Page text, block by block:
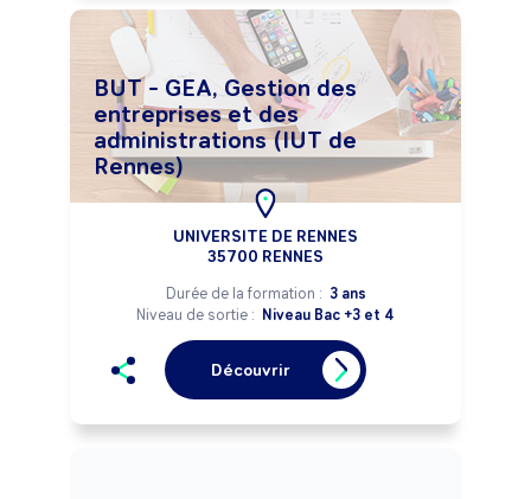
BUT - GEA, Gestion des
entreprises et des
administrations (IUT de
Rennes)
UNIVERSITE DE RENNES
35700 RENNES
Durée de la formation : 3 ans
Niveau de sortie : Niveau Bac +3 et 4
Découvrir